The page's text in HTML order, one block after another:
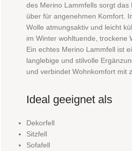
des Merino Lammfells sorgt das
über für angenehmen Komfort.
Wolle atmungsaktiv und leicht
im Winter wohltuende, trockene
Ein echtes Merino Lammfell ist
langlebige und stilvolle
und verbindet Wohnkomfort mit
Ideal geeignet als
Dekorfell
Sitzfell
Sofafell